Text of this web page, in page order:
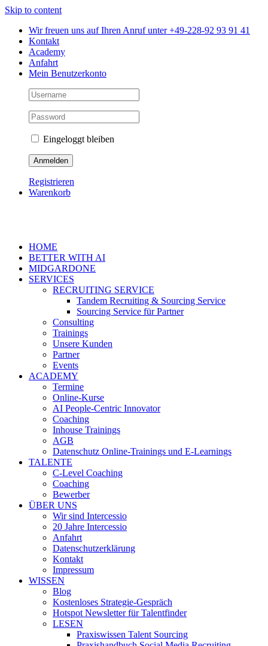
Skip to content
Wir freuen uns auf Ihren Anruf unter +49-228-92 93 91 41
Kontakt
Academy
Anfahrt
Mein Benutzerkonto
Eingeloggt bleiben
Registrieren
Warenkorb
HOME
BETTER WITH AI
MIDGARDONE
SERVICES
RECRUITING SERVICE
Tandem Recruiting & Sourcing Service
Sourcing Service für Partner
Consulting
Trainings
Unsere Kunden
Partner
Events
ACADEMY
Termine
Online-Kurse
AI People-Centric Innovator
Coaching
Inhouse Trainings
AGB
Datenschutz Online-Trainings und E-Learnings
TALENTE
C-Level Coaching
Coaching
Bewerber
ÜBER UNS
Wir sind Intercessio
20 Jahre Intercessio
Anfahrt
Datenschutzerklärung
Kontakt
Impressum
WISSEN
Blog
Kostenloses Strategie-Gespräch
Hotspot Newsletter für Talentfinder
LESEN
Praxiswissen Talent Sourcing